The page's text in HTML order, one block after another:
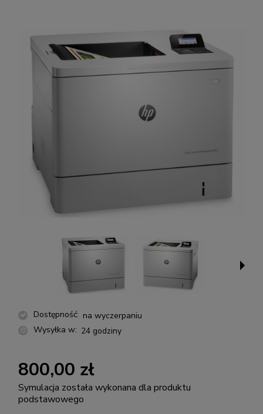
Dostępność: na wyczerpaniu
Wysyłka w: 24 godziny
800,00 zł
Symulacja została wykonana dla produktu
podstawowego